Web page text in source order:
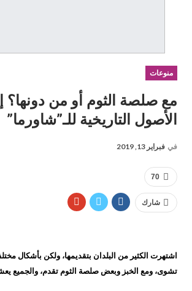
منوعات
مع صلصة الثوم أو من دونها؟
الأصول التاريخية للـ”شاورما”
في فبراير 13, 2019
70
شارك
اشتهرت الكثير من البلدان بتقديمها، ولكن بأشكال
تشوى، ومع الخبز وبعض صلصة الثوم تقدم، والجميع